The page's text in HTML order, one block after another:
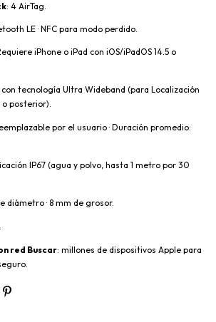
: 4 AirTag.
LE · NFC para modo perdido.
iPhone o iPad con iOS/iPadOS 14.5 o
con tecnología Ultra Wideband (para Localización
o posterior).
por el usuario · Duración promedio:
IP67 (agua y polvo, hasta 1 metro por 30
diámetro · 8 mm de grosor.
red Buscar: millones de dispositivos Apple para